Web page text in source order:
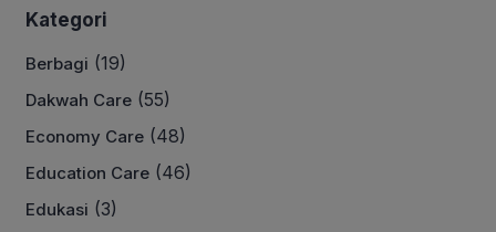
Kategori
Berbagi (19)
Dakwah Care (55)
Economy Care (48)
Education Care (46)
Edukasi (3)